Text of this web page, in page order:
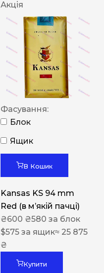
Акція
Фасування:
Блок
Ящик
В Кошик
Kansas KS 94 mm
Red (в мʼякій пачці)
₴600 ₴580 за блок
$575 за ящик≈ 25 875
₴
Купити